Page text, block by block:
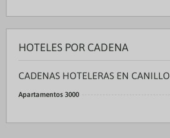
HOTELES POR CADENA
CADENAS HOTELERAS EN CANILLO
Apartamentos 3000